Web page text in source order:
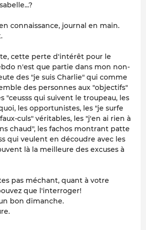
connaissance, journal en main.
cette perte d'intérêt pour le
n'est que partie dans mon non-
des "je suis Charlie" qui comme
des personnes aux "objectifs"
"ceusss qui suivent le troupeau, les
les opportunistes, les "je surfe
culs" véritables, les "j'en ai rien à
chaud", les fachos montrant patte
qui veulent en découdre avec les
là la meilleure des excuses à
pas méchant, quant à votre
que l'interroger!
bon dimanche.